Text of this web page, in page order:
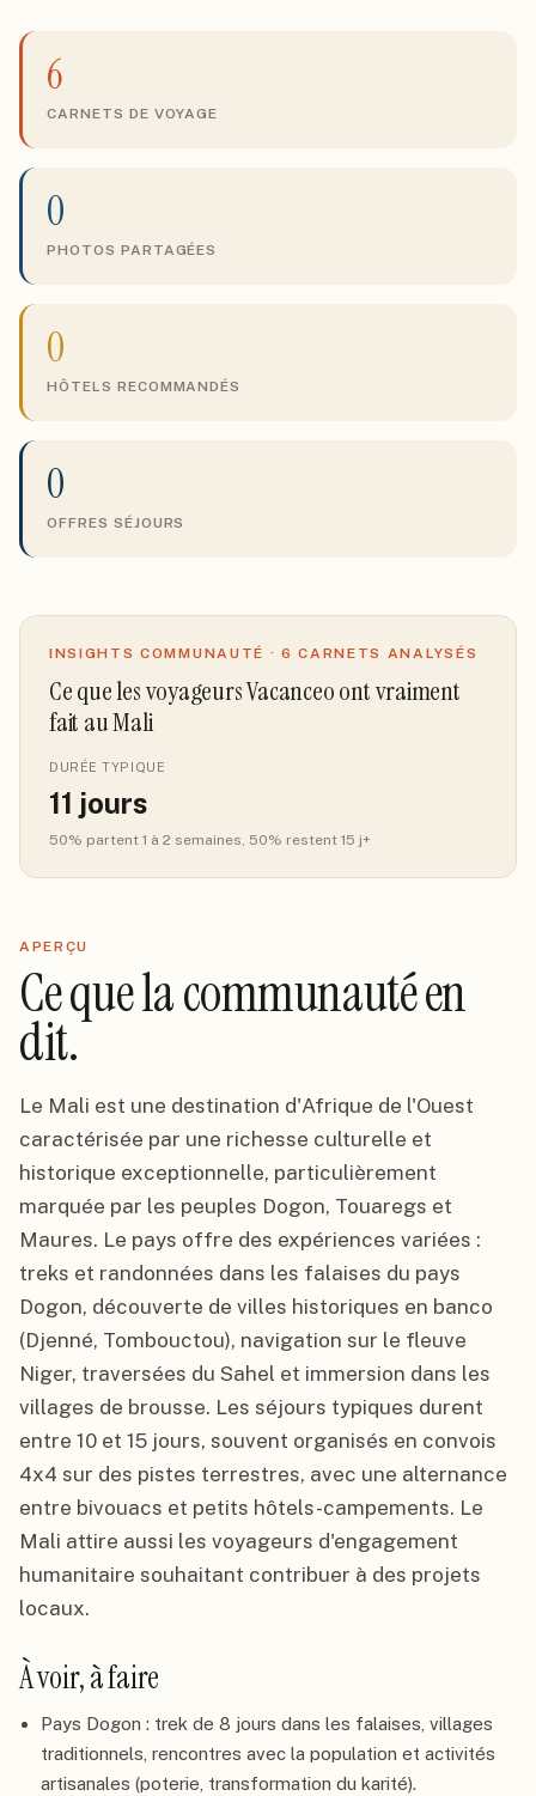
6
CARNETS DE VOYAGE
0
PHOTOS PARTAGÉES
0
HÔTELS RECOMMANDÉS
0
OFFRES SÉJOURS
INSIGHTS COMMUNAUTÉ · 6 CARNETS ANALYSÉS
Ce que les voyageurs Vacanceo ont vraiment
fait au Mali
DURÉE TYPIQUE
11 jours
50% partent 1 à 2 semaines, 50% restent 15 j+
APERÇU
Ce que la communauté en
dit.
Le Mali est une destination d'Afrique de l'Ouest
caractérisée par une richesse culturelle et
historique exceptionnelle, particulièrement
marquée par les peuples Dogon, Touaregs et
Maures. Le pays offre des expériences variées :
treks et randonnées dans les falaises du pays
Dogon, découverte de villes historiques en banco
(Djenné, Tombouctou), navigation sur le fleuve
Niger, traversées du Sahel et immersion dans les
villages de brousse. Les séjours typiques durent
entre 10 et 15 jours, souvent organisés en convois
4x4 sur des pistes terrestres, avec une alternance
entre bivouacs et petits hôtels-campements. Le
Mali attire aussi les voyageurs d'engagement
humanitaire souhaitant contribuer à des projets
locaux.
À voir, à faire
Pays Dogon : trek de 8 jours dans les falaises, villages
traditionnels, rencontres avec la population et activités
artisanales (poterie, transformation du karité).